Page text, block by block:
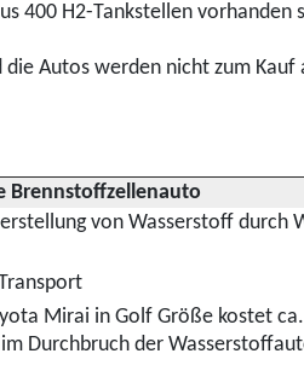
400 H2-Tankstellen vorhanden
Autos werden nicht zum Kauf
Brennstoffzellenauto
von Wasserstoff durch
Mirai in Golf Größe kostet
Durchbruch der